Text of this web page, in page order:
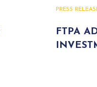
PRESS
FTPA